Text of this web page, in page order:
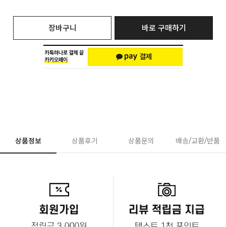
장바구니 바로 구매하기
상품정보 상품후기 상품문의 배송/교환/반품